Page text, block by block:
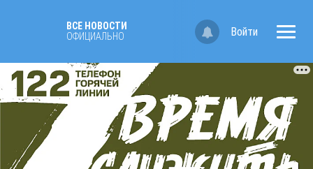
ВСЕ НОВОСТИ
ОФИЦИАЛЬНО
Войти